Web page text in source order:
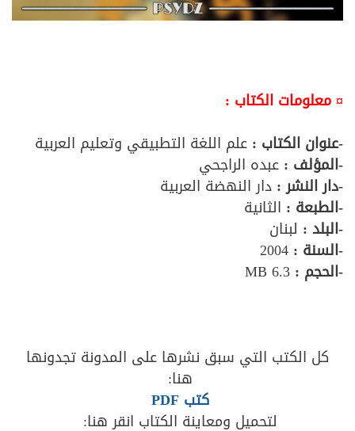
¤ معلومات الكتاب :
-عنوان الكتاب : علم اللغة التطبيقي وتعليم العربية
-المؤلف : عبده الراجحي
-دار النشر : دار النهضة العربية
-الطبعة : الثانية
-البلد : لبنان
-السنة :
-الحجم :
كل الكتب التي سبق نشرها على المدونة تجدونها
هنا:
كتب PDF
لتحميل ومعاينة الكتاب انقر هنا: